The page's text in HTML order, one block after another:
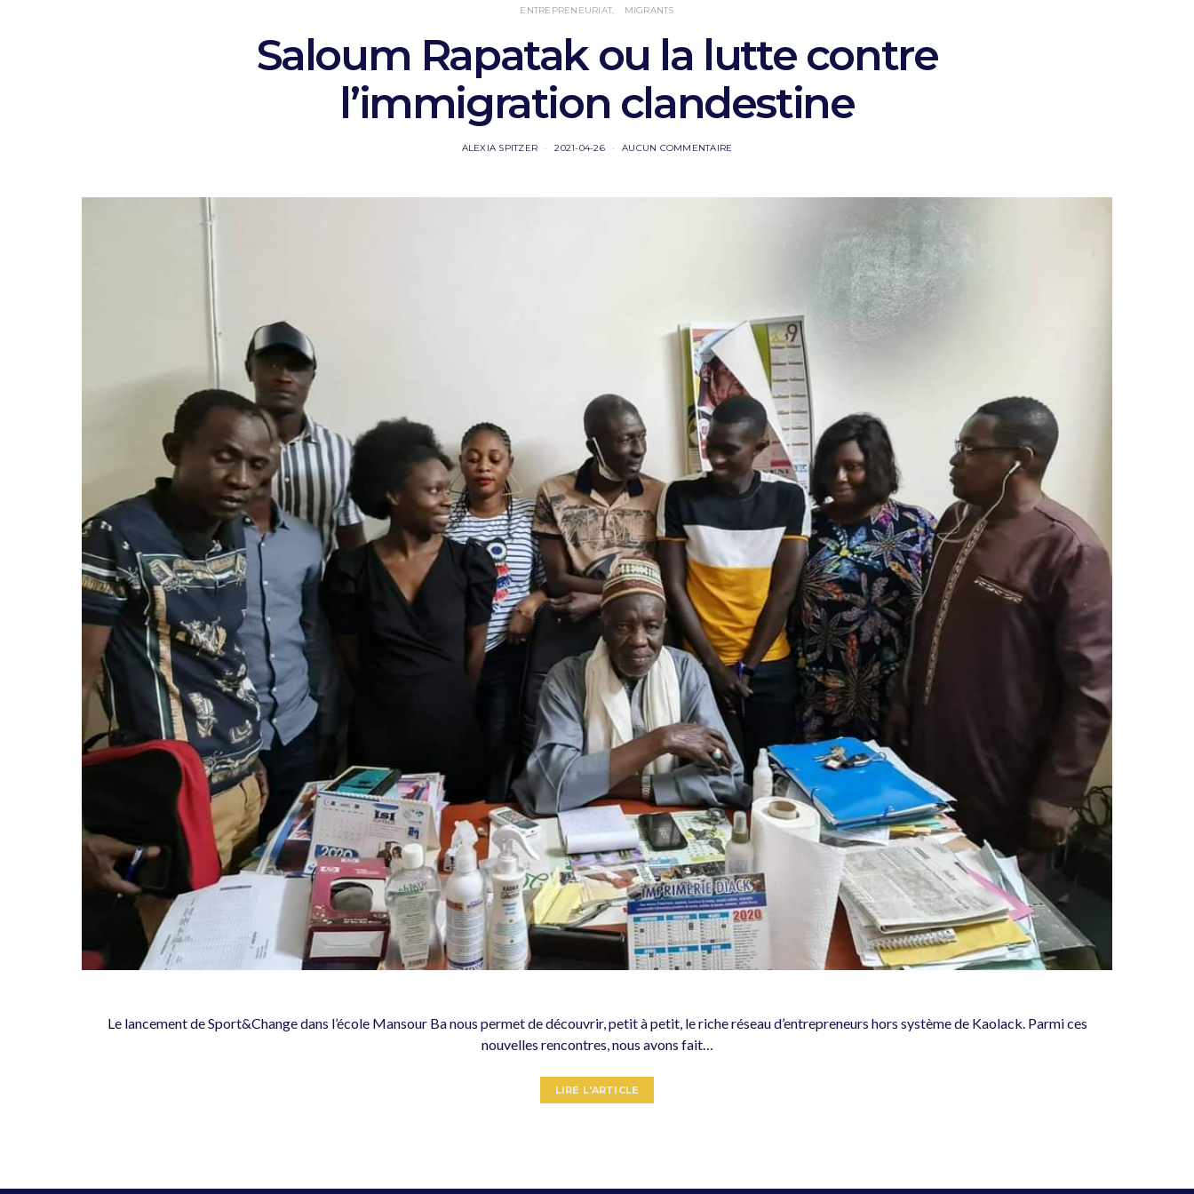
ENTREPRENEURIAT MIGRANTS
Saloum Rapatak ou la lutte contre
l’immigration clandestine
ALEXIA SPITZER 2021-04-26 AUCUN COMMENTAIRE
Le lancement de Sport&Change dans l’école Mansour Ba nous permet de découvrir, petit à petit, le riche réseau d’entrepreneurs hors système de Kaolack. Parmi ces
nouvelles rencontres, nous avons fait…
LIRE L'ARTICLE